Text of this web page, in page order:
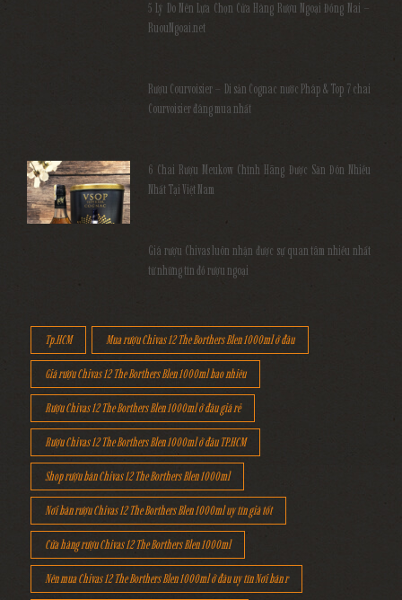
5 Lý Do Nên Lựa Chọn Cửa Hàng Rượu Ngoại Đồng Nai –
RuouNgoai.net
Rượu Courvoisier – Di sản Cognac nước Pháp & Top 7 chai
Courvoisier đáng mua nhất
6 Chai Rượu Meukow Chính Hãng Được Săn Đón Nhiều
Nhất Tại Việt Nam
Giá rượu Chivas luôn nhận được sự quan tâm nhiều nhất
từ những tín đồ rượu ngoại
Tp.HCM Mua rượu Chivas 12 The Borthers Blen 1000ml ở đâu
Giá rượu Chivas 12 The Borthers Blen 1000ml bao nhiêu
Rượu Chivas 12 The Borthers Blen 1000ml ở đâu giá rẻ
Rượu Chivas 12 The Borthers Blen 1000ml ở đâu TP.HCM
Shop rượu bán Chivas 12 The Borthers Blen 1000ml
Nơi bán rượu Chivas 12 The Borthers Blen 1000ml uy tín giá tốt
Cửa hàng rượu Chivas 12 The Borthers Blen 1000ml
Nên mua Chivas 12 The Borthers Blen 1000ml ở đâu uy tín Nơi bán r